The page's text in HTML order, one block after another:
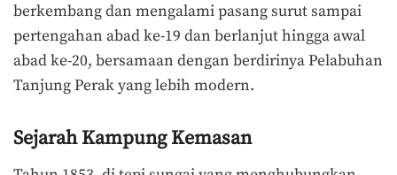
berkembang dan mengalami pasang surut sampai
pertengahan abad ke-19 dan berlanjut hingga awal
abad ke-20, bersamaan dengan berdirinya Pelabuhan
Tanjung Perak yang lebih modern.
Sejarah Kampung Kemasan